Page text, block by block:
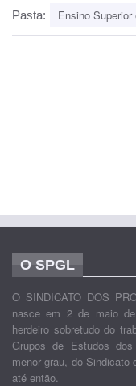
Pasta: Ensino
O SPGL
O SINDICATO DOS
nasce em 2 de maio
herdeiro sobretudo do
Grupos de Estudos
menor grau, do
até então.